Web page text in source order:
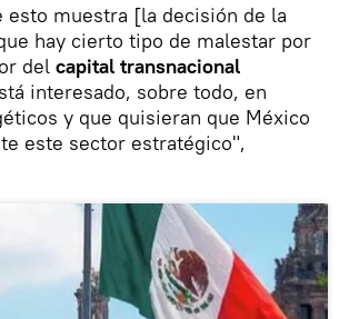
esto muestra [la decisión de la
hay cierto tipo de malestar por
del capital transnacional
interesado, sobre todo, en
y que quisieran que México
este sector estratégico",